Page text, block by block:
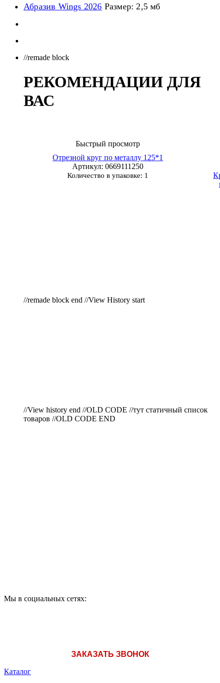
Абразив Wings 2026 Размер: 2,5 мб
//remade block
РЕКОМЕНДАЦИИ ДЛЯ
ВАС
Быстрый просмотр
Отрезной круг по металлу 125*1
Артикул: 0669111250
Количество в упаковке: 1
//remade block end //View History start
//View history end //OLD CODE //тут статичный список
товаров //OLD CODE END
Мы в социальных сетях:
ЗАКАЗАТЬ ЗВОНОК
Каталог